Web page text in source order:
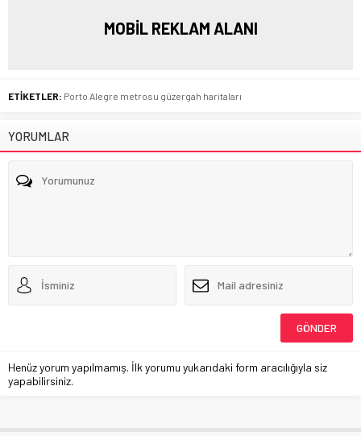
MOBİL REKLAM ALANI
ETİKETLER: Porto Alegre metrosu güzergah haritaları
YORUMLAR
Henüz yorum yapılmamış. İlk yorumu yukarıdaki form aracılığıyla siz
yapabilirsiniz.